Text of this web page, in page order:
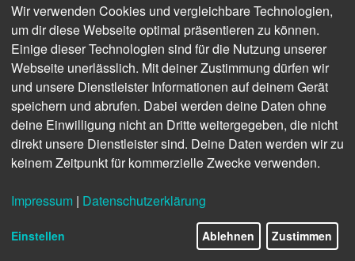
Wir verwenden Cookies und vergleichbare Technologien,
um dir diese Webseite optimal präsentieren zu können.
Einige dieser Technologien sind für die Nutzung unserer
Webseite unerlässlich. Mit deiner Zustimmung dürfen wir
und unsere Dienstleister Informationen auf deinem Gerät
speichern und abrufen. Dabei werden deine Daten ohne
deine Einwilligung nicht an Dritte weitergegeben, die nicht
direkt unsere Dienstleister sind. Deine Daten werden wir zu
keinem Zeitpunkt für kommerzielle Zwecke verwenden.
Impressum | Datenschutzerklärung
Einstellen Ablehnen Zustimmen